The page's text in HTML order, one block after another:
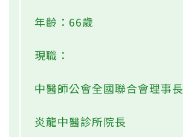
年齡：66歲
現職：
中醫師公會全國聯合會理事長
炎龍中醫診所院長